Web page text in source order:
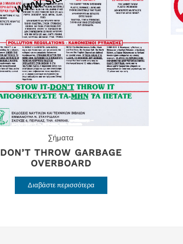
Σήματα
DON’T THROW GARBAGE
OVERBOARD
Διαβάστε περισσότερα